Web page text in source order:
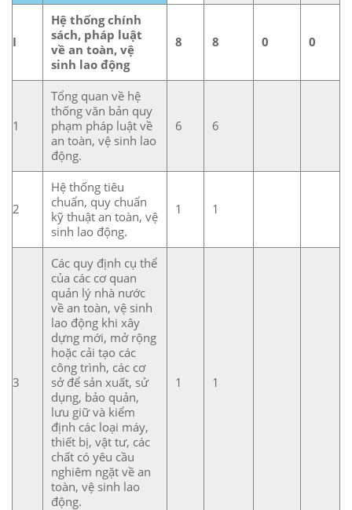
I
Hệ thống chính
sách, pháp luật
về an toàn, vệ
sinh lao động
8 8 0 0
1
Tổng quan về hệ
thống văn bản quy
phạm pháp luật về
an toàn, vệ sinh lao
động.
6 6
2
Hệ thống tiêu
chuẩn, quy chuẩn
kỹ thuật an toàn, vệ
sinh lao động.
1 1
3
Các quy định cụ thể
của các cơ quan
quản lý nhà nước
về an toàn, vệ sinh
lao động khi xây
dựng mới, mở rộng
hoặc cải tạo các
công trình, các cơ
sở để sản xuất, sử
dụng, bảo quản,
lưu giữ và kiểm
định các loại máy,
thiết bị, vật tư, các
chất có yêu cầu
nghiêm ngặt về an
toàn, vệ sinh lao
động.
1 1